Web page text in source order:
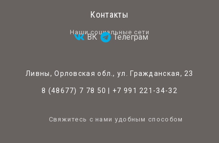
Контакты
Наши социальные сети
ВК Телеграм
Ливны, Орловская обл., ул. Гражданская, 23
8 (48677) 7 78 50 +7 991 221-34-32
Свяжитесь с нами удобным способом